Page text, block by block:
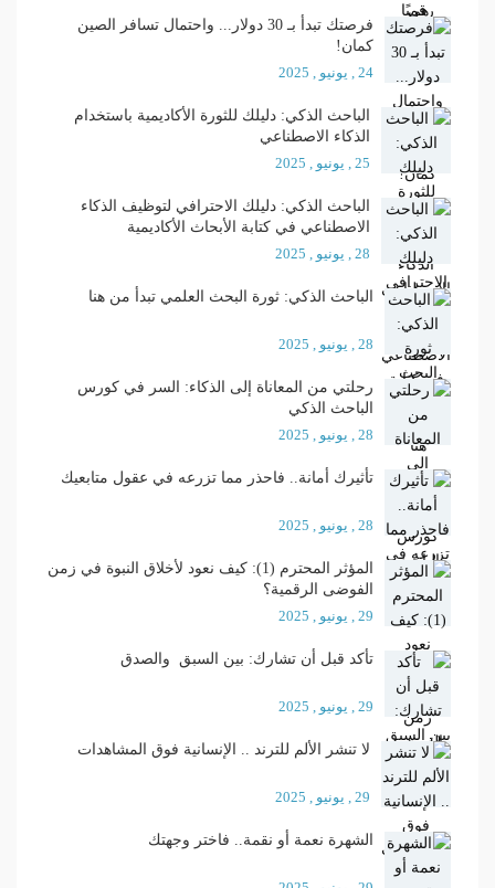
فرصتك تبدأ بـ 30 دولار... واحتمال تسافر الصين
كمان!
24 , يونيو , 2025
الباحث الذكي: دليلك للثورة الأكاديمية باستخدام
الذكاء الاصطناعي
25 , يونيو , 2025
الباحث الذكي: دليلك الاحترافي لتوظيف الذكاء
الاصطناعي في كتابة الأبحاث الأكاديمية
28 , يونيو , 2025
الباحث الذكي: ثورة البحث العلمي تبدأ من هنا
28 , يونيو , 2025
رحلتي من المعاناة إلى الذكاء: السر في كورس
الباحث الذكي
28 , يونيو , 2025
تأثيرك أمانة.. فاحذر مما تزرعه في عقول متابعيك
28 , يونيو , 2025
المؤثر المحترم (1): كيف نعود لأخلاق النبوة في زمن
الفوضى الرقمية؟
29 , يونيو , 2025
تأكد قبل أن تشارك: بين السبق والصدق
29 , يونيو , 2025
لا تنشر الألم للترند .. الإنسانية فوق المشاهدات
29 , يونيو , 2025
الشهرة نعمة أو نقمة.. فاختر وجهتك